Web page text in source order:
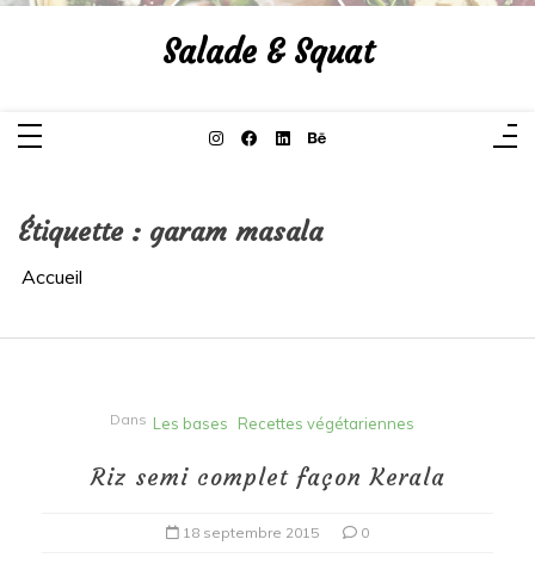
Aller
Salade & Squat
Étiquette : garam masala
Accueil
Dans Les bases Recettes végétariennes
Riz semi complet façon Kerala
18 septembre 2015 0